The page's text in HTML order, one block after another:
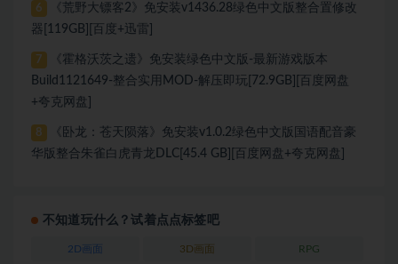
6
《荒野大镖客2》免安装v1436.28绿色中文版整合置修改
器[119GB][百度+迅雷]
7
《霍格沃茨之遗》免安装绿色中文版-最新游戏版本
Build1121649-整合实用MOD-解压即玩[72.9GB][百度网盘
+夸克网盘]
8
《卧龙：苍天陨落》免安装v1.0.2绿色中文版国语配音豪
华版整合朱雀白虎青龙DLC[45.4 GB][百度网盘+夸克网盘]
不知道玩什么？试着点点标签吧
2D画面 3D画面 RPG